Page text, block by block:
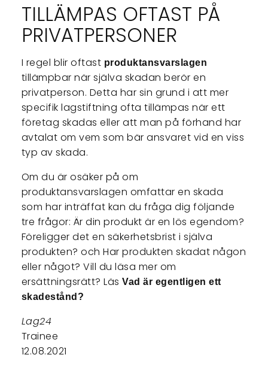
TILLÄMPAS OFTAST PÅ
PRIVATPERSONER
I regel blir oftast produktansvarslagen
tillämpbar när själva skadan berör en
privatperson. Detta har sin grund i att mer
specifik lagstiftning ofta tillämpas när ett
företag skadas eller att man på förhand har
avtalat om vem som bär ansvaret vid en viss
typ av skada.
Om du är osäker på om
produktansvarslagen omfattar en skada
som har inträffat kan du fråga dig följande
tre frågor: Är din produkt är en lös egendom?
Föreligger det en säkerhetsbrist i själva
produkten? och Har produkten skadat någon
eller något? Vill du läsa mer om
ersättningsrätt? LäsVad är egentligen ett
skadestånd?
Lag24
Trainee
12.08.2021